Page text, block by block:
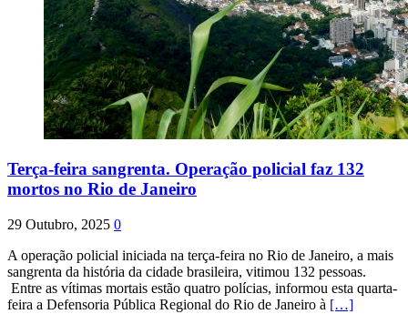
Terça-feira sangrenta. Operação policial faz 132
mortos no Rio de Janeiro
29 Outubro, 2025 0
A operação policial iniciada na terça-feira no Rio de Janeiro, a mais
sangrenta da história da cidade brasileira, vitimou 132 pessoas.
Entre as vítimas mortais estão quatro polícias, informou esta quarta-
feira a Defensoria Pública Regional do Rio de Janeiro à […]